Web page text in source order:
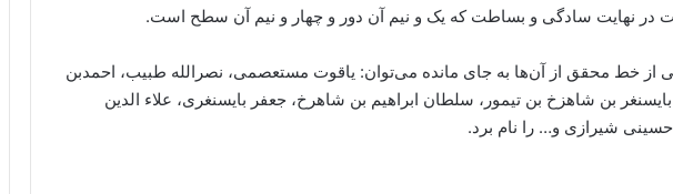
نهایت سادگی و بساطت که یک و نیم آن دور و چهار و نیم آن سطح است.
از خط محقق از آن‌ها به جای مانده می‌توان: یاقوت مستعصمی، نصرالله طبیب، احمدبن
بن شاهزخ بن تیمور، سلطان ابراهیم بن شاهرخ، جعفر بایسنغری، علاء الدین
حسینی شیرازی و… را نام برد.